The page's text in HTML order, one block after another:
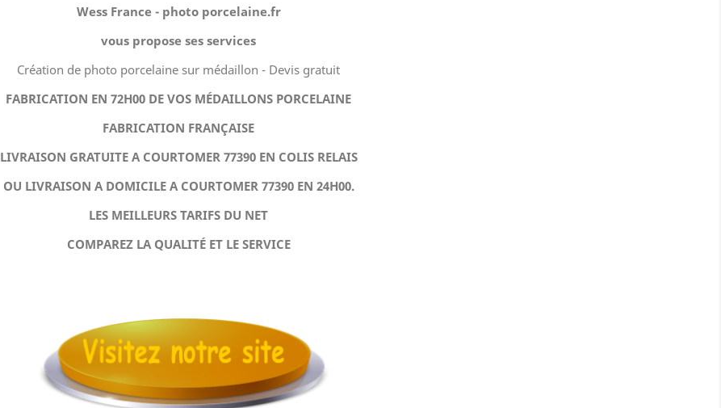
Wess France - photo porcelaine.fr
vous propose ses services
Création de photo porcelaine sur médaillon - Devis gratuit
FABRICATION EN 72H00 DE VOS MÉDAILLONS PORCELAINE
FABRICATION FRANÇAISE
LIVRAISON GRATUITE A COURTOMER 77390 EN COLIS RELAIS
OU LIVRAISON A DOMICILE A COURTOMER 77390 EN 24H00.
LES MEILLEURS TARIFS DU NET
COMPAREZ LA QUALITÉ ET LE SERVICE